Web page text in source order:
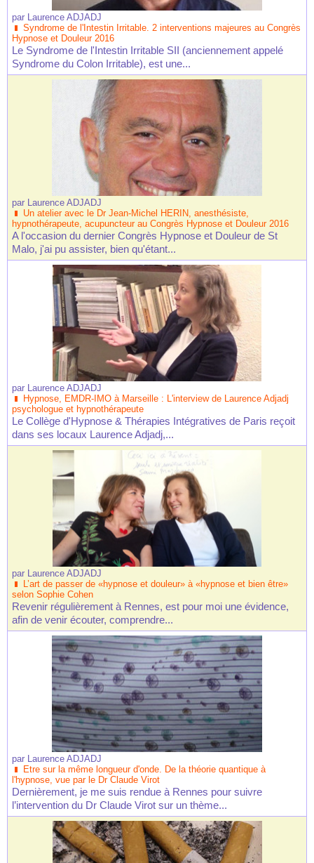
par Laurence ADJADJ
Syndrome de l'Intestin Irritable. 2 interventions majeures au Congrès
Hypnose et Douleur 2016
Le Syndrome de l'Intestin Irritable SII (anciennement appelé
Syndrome du Colon Irritable), est une...
par Laurence ADJADJ
Un atelier avec le Dr Jean-Michel HERIN, anesthésiste,
hypnothérapeute, acupuncteur au Congrès Hypnose et Douleur 2016
A l'occasion du dernier Congrès Hypnose et Douleur de St
Malo, j'ai pu assister, bien qu'étant...
par Laurence ADJADJ
Hypnose, EMDR-IMO à Marseille : L'interview de Laurence Adjadj
psychologue et hypnothérapeute
Le Collège d'Hypnose & Thérapies Intégratives de Paris reçoit
dans ses locaux Laurence Adjadj,...
par Laurence ADJADJ
L’art de passer de «hypnose et douleur» à «hypnose et bien être»
selon Sophie Cohen
Revenir régulièrement à Rennes, est pour moi une évidence,
afin de venir écouter, comprendre...
par Laurence ADJADJ
Etre sur la même longueur d'onde. De la théorie quantique à
l'hypnose, vue par le Dr Claude Virot
Dernièrement, je me suis rendue à Rennes pour suivre
l’intervention du Dr Claude Virot sur un thème...